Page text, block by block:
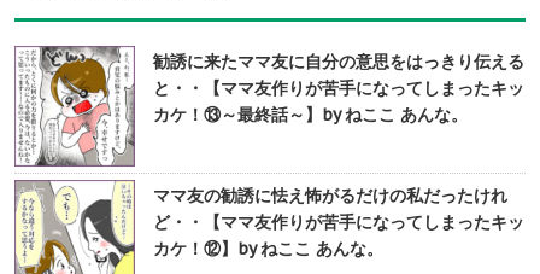
勧誘に来たママ友に自分の意思をはっきり伝える
と・・【ママ友作りが苦手になってしまったキッ
カケ！⑬～最終話～】by ねここ あんな。
ママ友の勧誘に怯え怖がるだけの私だったけれ
ど・・【ママ友作りが苦手になってしまったキッ
カケ！⑫】by ねここ あんな。